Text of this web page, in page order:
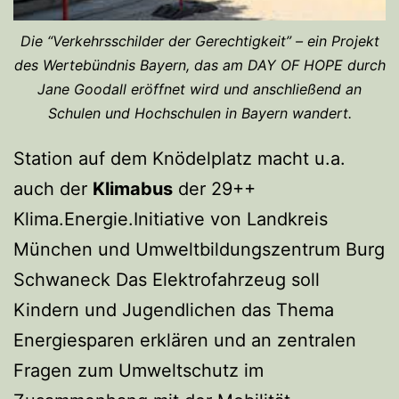
Die “Verkehrsschilder der Gerechtigkeit” – ein Projekt
des Wertebündnis Bayern, das am DAY OF HOPE durch
Jane Goodall eröffnet wird und anschließend an
Schulen und Hochschulen in Bayern wandert.
Station auf dem Knödelplatz macht u.a.
auch der Klimabus der 29++
Klima.Energie.Initiative von Landkreis
München und Umweltbildungszentrum Burg
Schwaneck Das Elektrofahrzeug soll
Kindern und Jugendlichen das Thema
Energiesparen erklären und an zentralen
Fragen zum Umweltschutz im